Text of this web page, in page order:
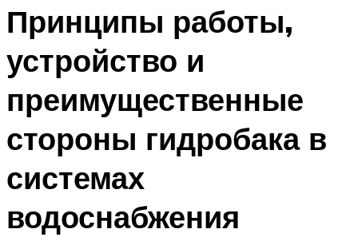
Принципы работы,
устройство и
преимущественные
стороны гидробака в
системах
водоснабжения